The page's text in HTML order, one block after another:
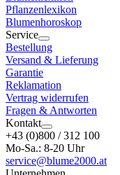
Pflanzenlexikon
Blumenhoroskop
Service
Bestellung
Versand & Lieferung
Garantie
Reklamation
Vertrag widerrufen
Fragen & Antworten
Kontakt
+43 (0)800 / 312 100
Mo-Sa.: 8-20 Uhr
service@blume2000.at